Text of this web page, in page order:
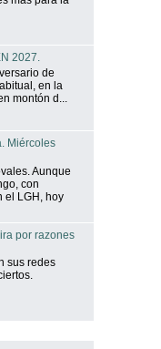
2027.
de
en la
montón d...
Miércoles
Aunque
con
el LGH, hoy
por razones
sus redes